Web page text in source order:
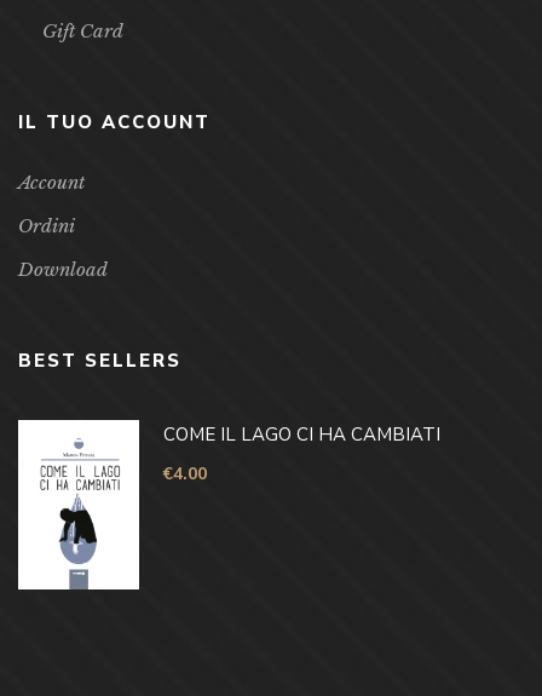
Gift Card
IL TUO ACCOUNT
Account
Ordini
Download
BEST SELLERS
COME IL LAGO CI HA CAMBIATI
€4.00